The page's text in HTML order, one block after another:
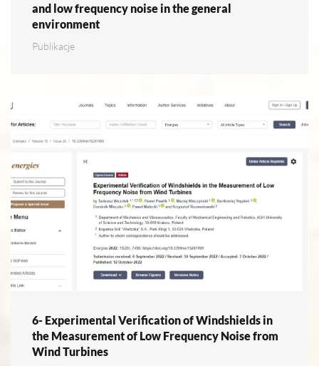
and low frequency noise in the general
environment
Publikacje
6- Experimental Verification of Windshields in
the Measurement of Low Frequency Noise from
Wind Turbines